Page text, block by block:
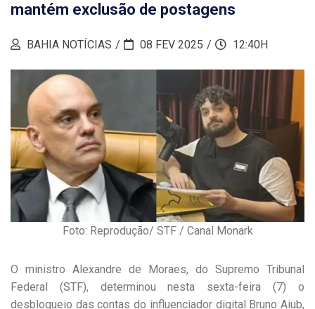
mantém exclusão de postagens
BAHIA NOTÍCIAS 08 FEV 2025 12:40H
Foto: Reprodução/ STF / Canal Monark
O ministro Alexandre de Moraes, do Supremo Tribunal
Federal (STF), determinou nesta sexta-feira (7) o
desbloqueio das contas do influenciador digital Bruno Aiub,